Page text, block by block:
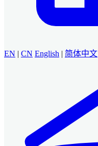
EN | CN English | 简体中文